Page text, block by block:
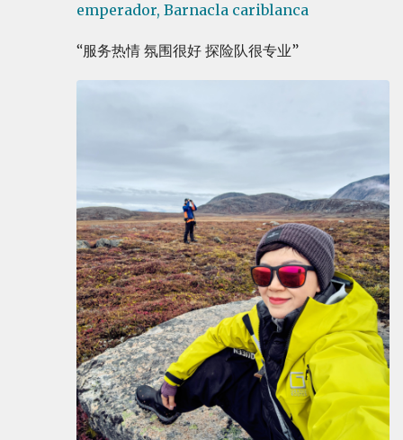
emperador, Barnacla cariblanca
服务热情 氛围很好 探险队很专业